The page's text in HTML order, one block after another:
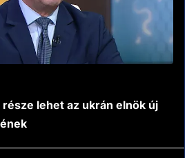
lehet az ukrán elnök új